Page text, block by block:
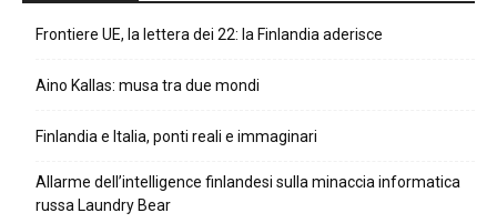
Frontiere UE, la lettera dei 22: la Finlandia aderisce
Aino Kallas: musa tra due mondi
Finlandia e Italia, ponti reali e immaginari
Allarme dell’intelligence finlandesi sulla minaccia informatica
russa Laundry Bear